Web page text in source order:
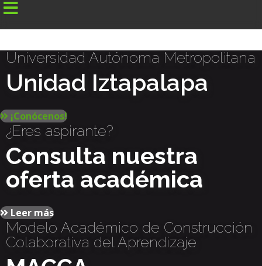
Universidad Autónoma Metropolitana
Unidad Iztapalapa
¡Conócenos!
¿Eres aspirante?
Consulta nuestra
oferta académica
Leer más
Modelo Académico de Construcción
Colaborativa del Aprendizaje